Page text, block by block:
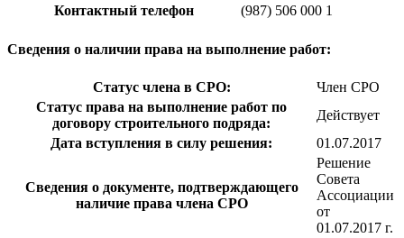
Контактный телефон
(987) 506 000 1
Сведения о наличии права на выполнение работ:
Статус члена в СРО:
Член СРО
Статус права на выполнение работ по
договору строительного подряда:
Действует
Дата вступления в силу решения:
01.07.2017
Сведения о документе, подтверждающего
наличие права члена СРО
Решение
Совета
Ассоциации
от
01.07.2017 г.